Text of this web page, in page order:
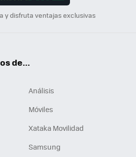
y disfruta ventajas exclusivas
de...
Análisis
Móviles
Xataka Movilidad
Samsung